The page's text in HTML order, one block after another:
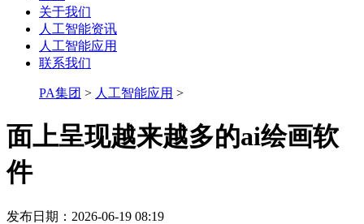
关于我们
人工智能资讯
人工智能应用
联系我们
PA集团 > 人工智能应用 >
面上呈现越来越多的ai绘画软
件
发布日期：2026-06-19 08:19